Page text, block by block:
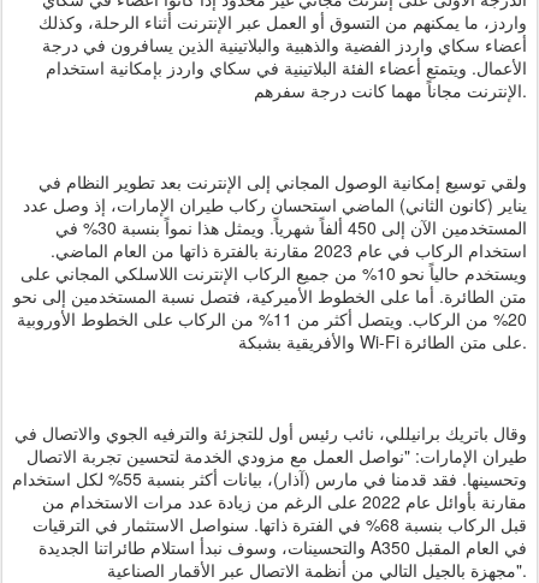
واردز، ما يمكنهم من التسوق أو العمل عبر الإنترنت أثناء الرحلة، وكذلك
أعضاء سكاي واردز الفضية والذهبية والبلاتينية الذين يسافرون في درجة
الأعمال. ويتمتع أعضاء الفئة البلاتينية في سكاي واردز بإمكانية استخدام
الإنترنت مجاناً مهما كانت درجة سفرهم.
ولقي توسيع إمكانية الوصول المجاني إلى الإنترنت بعد تطوير النظام في
يناير (كانون الثاني) الماضي استحسان ركاب طيران الإمارات، إذ وصل عدد
المستخدمين الآن إلى 450 ألفاً شهرياً. ويمثل هذا نمواً بنسبة 30% في
استخدام الركاب في عام 2023 مقارنة بالفترة ذاتها من العام الماضي.
ويستخدم حالياً نحو 10% من جميع الركاب الإنترنت اللاسلكي المجاني على
متن الطائرة. أما على الخطوط الأميركية، فتصل نسبة المستخدمين إلى نحو
20% من الركاب. ويتصل أكثر من 11% من الركاب على الخطوط الأوروبية
والأفريقية بشبكة Wi-Fi على متن الطائرة.
وقال باتريك برانيللي، نائب رئيس أول للتجزئة والترفيه الجوي والاتصال في
طيران الإمارات: "نواصل العمل مع مزودي الخدمة لتحسين تجربة الاتصال
وتحسينها. فقد قدمنا في مارس (آذار)، بيانات أكثر بنسبة 55% لكل استخدام
مقارنة بأوائل عام 2022 على الرغم من زيادة عدد مرات الاستخدام من
قبل الركاب بنسبة 68% في الفترة ذاتها. سنواصل الاستثمار في الترقيات
والتحسينات، وسوف نبدأ استلام طائراتنا الجديدة A350 في العام المقبل
مجهزة بالجيل التالي من أنظمة الاتصال عبر الأقمار الصناعية".